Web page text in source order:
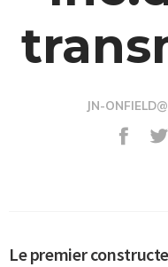
JN-
Le premier